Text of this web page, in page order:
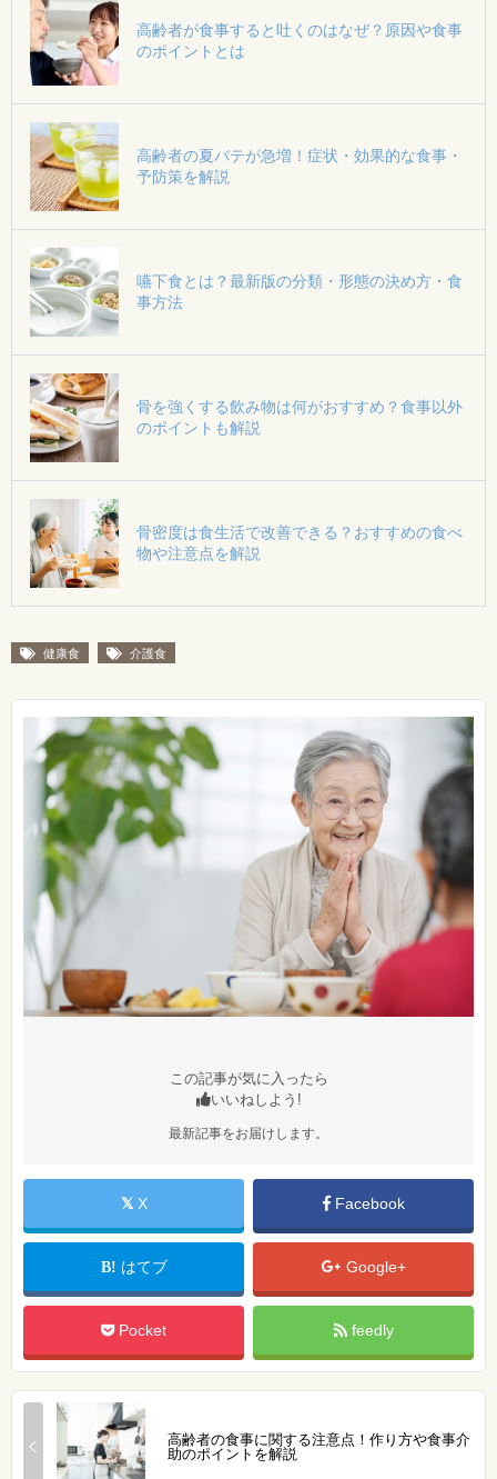
高齢者が食事すると吐くのはなぜ？原因や食事
のポイントとは
高齢者の夏バテが急増！症状・効果的な食事・
予防策を解説
嚥下食とは？最新版の分類・形態の決め方・食
事方法
骨を強くする飲み物は何がおすすめ？食事以外
のポイントも解説
骨密度は食生活で改善できる？おすすめの食べ
物や注意点を解説
健康食 介護食
この記事が気に入ったら
いいねしよう!
最新記事をお届けします。
X Facebook
はてブ Google+
Pocket feedly
高齢者の食事に関する注意点！作り方や食事介
助のポイントを解説